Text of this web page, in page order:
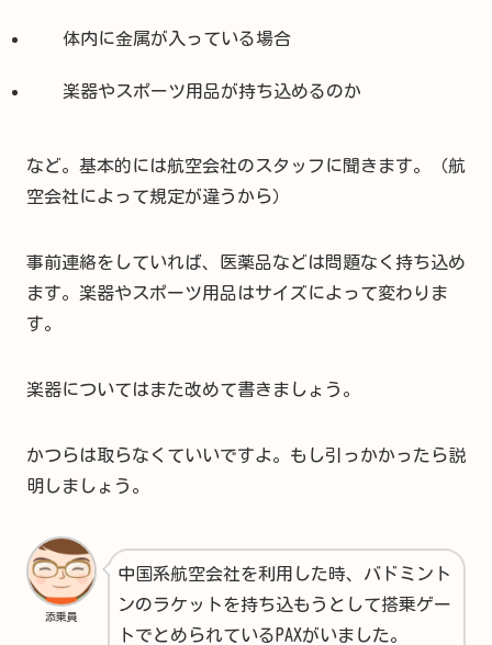
体内に金属が入っている場合
楽器やスポーツ用品が持ち込めるのか
など。基本的には航空会社のスタッフに聞きます。（航
空会社によって規定が違うから）
事前連絡をしていれば、医薬品などは問題なく持ち込め
ます。楽器やスポーツ用品はサイズによって変わりま
す。
楽器についてはまた改めて書きましょう。
かつらは取らなくていいですよ。もし引っかかったら説
明しましょう。
添乗員
中国系航空会社を利用した時、バドミント
ンのラケットを持ち込もうとして搭乗ゲー
トでとめられているPAXがいました。